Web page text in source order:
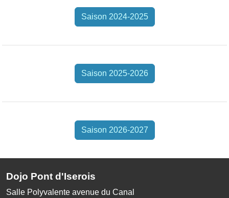
Saison 2024-2025
Saison 2025-2026
Saison 2026-2027
Dojo Pont d'Iserois
Salle Polyvalente avenue du Canal